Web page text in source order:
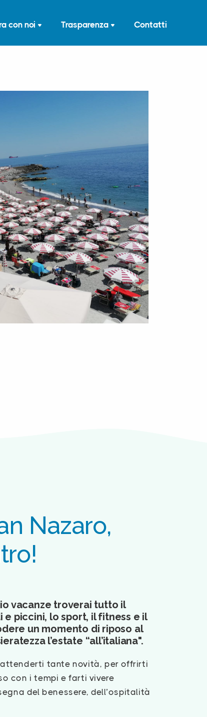
con noi Trasparenza Contatti
Nazaro,
vacanze troverai tutto il
piccini, lo sport, il fitness e il
un momento di riposo al
l’estate “all’italiana".
tante novità, per offrirti
con i tempi e farti vivere
del benessere, dell’ospitalità